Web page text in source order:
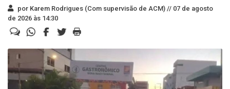
por Karem Rodrigues (Com supervisão de ACM) // 07 de agosto
de 2026 às 14:30